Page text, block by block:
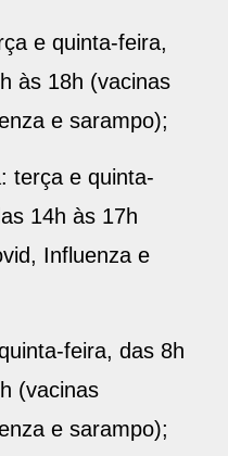
e quinta-feira,
às 18h (vacinas
e sarampo);
terça e quinta-
14h às 17h
Influenza e
feira, das 8h
(vacinas
e sarampo);